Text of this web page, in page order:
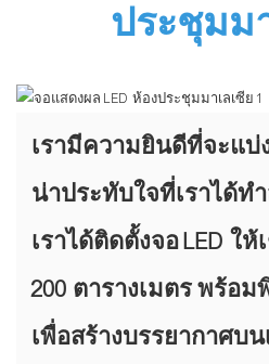
ประชุมม
เรามีความยินดีที่จะแบ่
น่าประทับใจที่เราได้ทำ
เราได้ติดตั้งจอ LED ใ
200 ตารางเมตร พร้อม
เพื่อสร้างบรรยากาศบ